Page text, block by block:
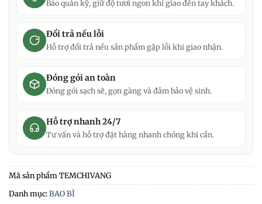
Bảo quản kỹ, giữ độ tươi ngon khi giao đến tay khách.
Đổi trả nếu lỗi
Hỗ trợ đổi trả nếu sản phẩm gặp lỗi khi giao nhận.
Đóng gói an toàn
Đóng gói sạch sẽ, gọn gàng và đảm bảo vệ sinh.
Hỗ trợ nhanh 24/7
Tư vấn và hỗ trợ đặt hàng nhanh chóng khi cần.
Mã sản phẩm TEMCHIVANG
Danh mục:BAO BÌ